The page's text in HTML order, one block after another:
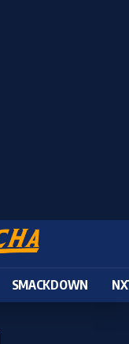
SMACKDOWN